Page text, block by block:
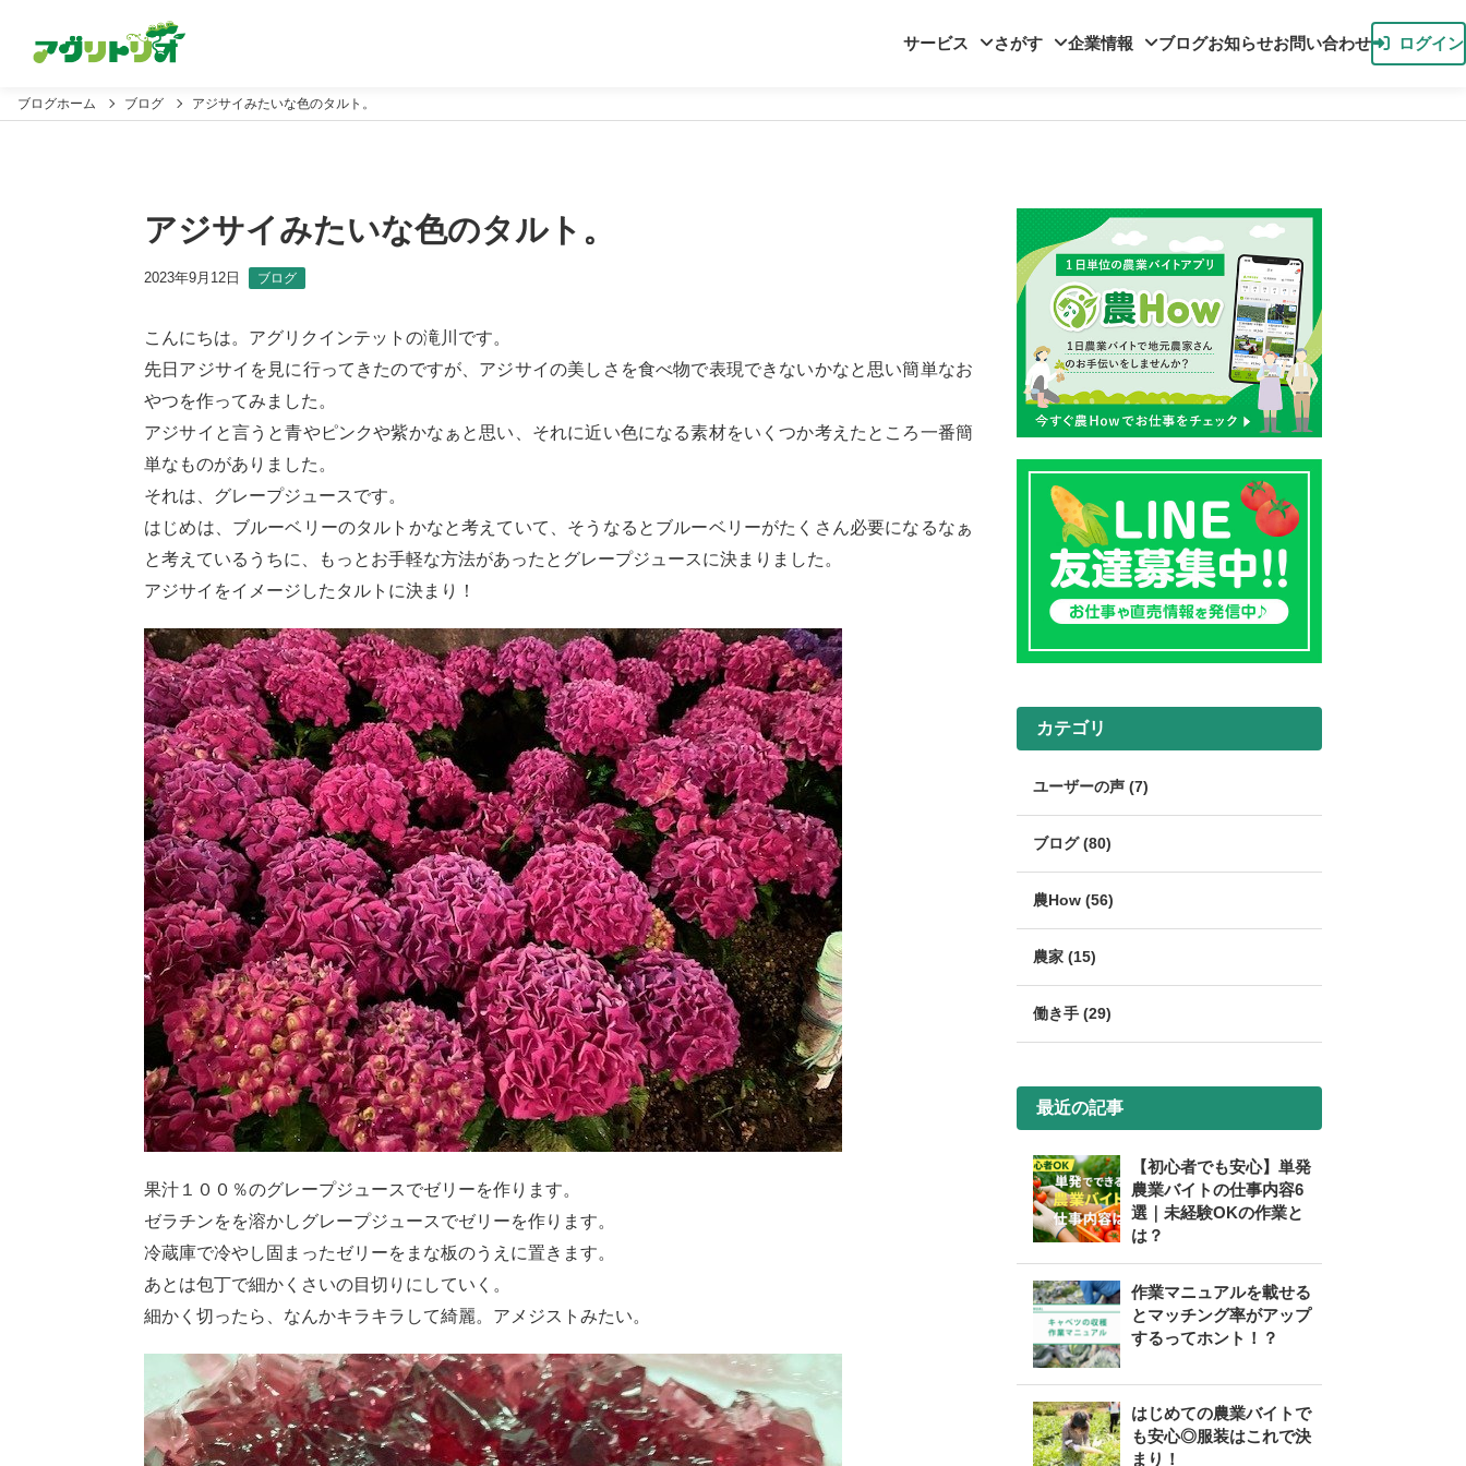
サービス さがす 企業情報 ブログお知らせお問い合わせ ログイン
ブログホーム ブログ アジサイみたいな色のタルト。
アジサイみたいな色のタルト。
2023年9月12日 ブログ
こんにちは。アグリクインテットの滝川です。
先日アジサイを見に行ってきたのですが、アジサイの美しさを食べ物で表現できないかなと思い簡単なお
やつを作ってみました。
アジサイと言うと青やピンクや紫かなぁと思い、それに近い色になる素材をいくつか考えたところ一番簡
単なものがありました。
それは、グレープジュースです。
はじめは、ブルーベリーのタルトかなと考えていて、そうなるとブルーベリーがたくさん必要になるなぁ
と考えているうちに、もっとお手軽な方法があったとグレープジュースに決まりました。
アジサイをイメージしたタルトに決まり！
果汁１００％のグレープジュースでゼリーを作ります。
ゼラチンをを溶かしグレープジュースでゼリーを作ります。
冷蔵庫で冷やし固まったゼリーをまな板のうえに置きます。
あとは包丁で細かくさいの目切りにしていく。
細かく切ったら、なんかキラキラして綺麗。アメジストみたい。
カテゴリ
ユーザーの声 (7)
ブログ (80)
農How (56)
農家 (15)
働き手 (29)
最近の記事
【初心者でも安心】単発
農業バイトの仕事内容6
選｜未経験OKの作業と
は？
作業マニュアルを載せる
とマッチング率がアップ
するってホント！？
はじめての農業バイトで
も安心◎服装はこれで決
まり！